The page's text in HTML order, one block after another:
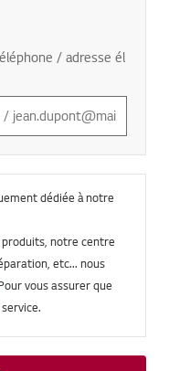
/ adresse él
dédiée à notre
produits, notre centre
etc... nous
vous assurer que